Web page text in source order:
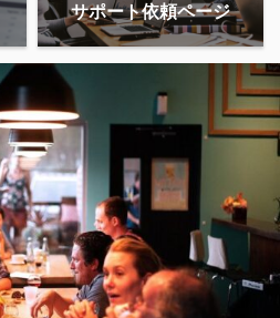
サポート依頼ページ